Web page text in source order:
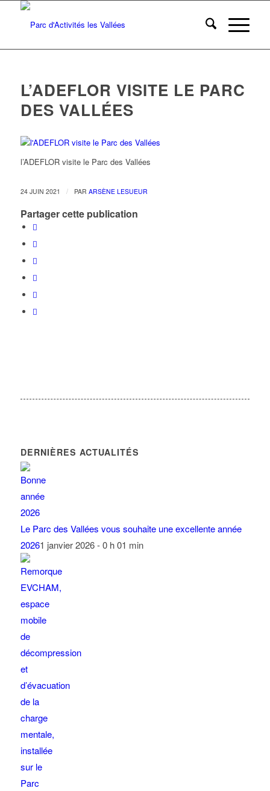
L’ADEFLOR VISITE LE PARC
DES VALLÉES
l’ADEFLOR visite le Parc des Vallées
24 JUIN 2021 / PAR ARSÈNE LESUEUR
Partager cette publication
DERNIÈRES ACTUALITÉS
Le Parc des Vallées vous souhaite une excellente année
20261 janvier 2026 - 0 h 01 min